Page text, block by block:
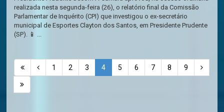
realizada nesta segunda-feira (26), o relatório final da Comissão
Parlamentar de Inquérito (CPI) que investigou o ex-secretário
municipal de Esportes Clayton dos Santos, em Presidente Prudente
(SP). 📱 ...
1 2 3 4 5 6 7 8 9